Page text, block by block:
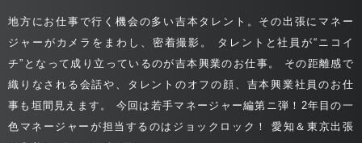
地方にお仕事で行く機会の多い吉本タレント。その出張にマネー
ジャーがカメラをまわし、密着撮影。 タレントと社員が“ニコイ
チ”となって成り立っているのが吉本興業のお仕事。 その距離感で
織りなされる会話や、タレントのオフの顔、吉本興業社員のお仕
事も垣間見えます。 今回は若手マネージャー編第ニ弾！2年目の一
色マネージャーが担当するのはジョックロック！ 愛知＆東京出張